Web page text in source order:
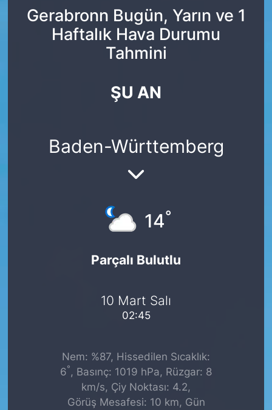
Gerabronn Bugün, Yarın ve 1
Haftalık Hava Durumu
Tahmini
ŞU AN
Baden-Württemberg
14°
Parçalı Bulutlu
10 Mart Salı
02:45
Nem: %87, Hissedilen Sıcaklık:
6° , Basınç: 1019 hPa, Rüzgar: 8
km/s, Çiy Noktası: 4.2,
Görüş Mesafesi: 10 km, Gün
SPOR
DEUTSCH
Tüm Manşetler
Son Dakika Haberleri